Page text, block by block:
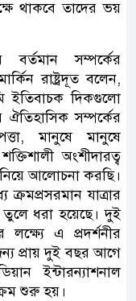
থাকবে তাদের ভয়
বর্তমান সম্পর্কের
রাষ্ট্রদূত বলেন,
ইতিবাচক দিকগুলো
ঐতিহাসিক সম্পর্কের
মানুষে মানুষে
অংশীদারত্ব
নিয়ে আলোচনা করছি।
ক্রমপ্রসরমান যাত্রার
তুলে ধরা হয়েছে। দুই
এ প্রদর্শনীর
প্রায় দুই বছর আগে
ইন্টারন্যাশনাল
শুরু হয়।